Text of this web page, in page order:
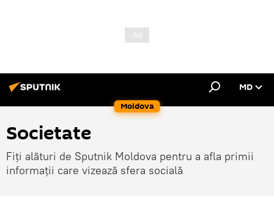
Moldova
MD
Societate
Fiți alături de Sputnik Moldova pentru a afla primii
informații care vizează sfera socială